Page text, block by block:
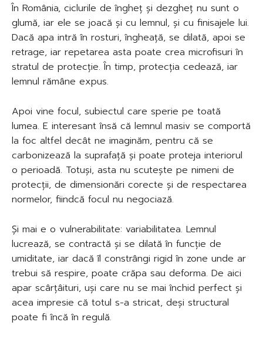
În România, ciclurile de îngheț și dezgheț nu sunt o
glumă, iar ele se joacă și cu lemnul, și cu finisajele lui.
Dacă apa intră în rosturi, îngheață, se dilată, apoi se
retrage, iar repetarea asta poate crea microfisuri în
stratul de protecție. În timp, protecția cedează, iar
lemnul rămâne expus.
Apoi vine focul, subiectul care sperie pe toată
lumea. E interesant însă că lemnul masiv se comportă
la foc altfel decât ne imaginăm, pentru că se
carbonizează la suprafață și poate proteja interiorul
o perioadă. Totuși, asta nu scutește pe nimeni de
protecții, de dimensionări corecte și de respectarea
normelor, fiindcă focul nu negociază.
Și mai e o vulnerabilitate: variabilitatea. Lemnul
lucrează, se contractă și se dilată în funcție de
umiditate, iar dacă îl constrângi rigid în zone unde ar
trebui să respire, poate crăpa sau deforma. De aici
apar scârțâituri, uși care nu se mai închid perfect și
acea impresie că totul s-a stricat, deși structural
poate fi încă în regulă.